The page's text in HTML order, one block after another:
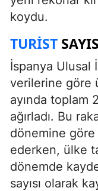
koydu.
TURIST
İspanya Ulusal
verilerine göre
ayında toplam
ağırladı. Bu
dönemine
ederken, ülke
dönemde
sayısı olarak